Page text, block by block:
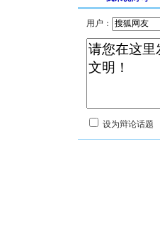
用户：
设为辩论话题